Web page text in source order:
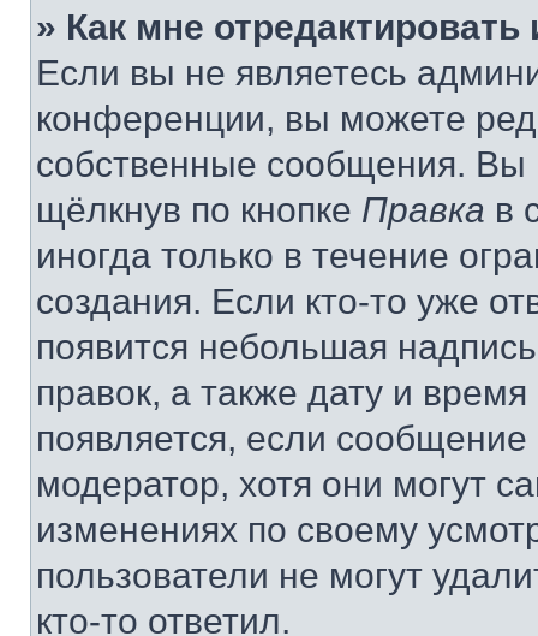
» Как мне
Если вы не являетесь
конференции, вы можете
собственные сообщения. Вы
щёлкнув по кнопке Правка в
иногда только в течение
создания. Если кто-то уже
появится небольшая
правок, а также дату и
появляется, если
модератор, хотя они могут
изменениях по своему
пользователи не могут
кто-то ответил.